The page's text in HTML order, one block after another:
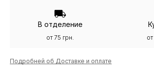
В отделение
от 75 грн.
Подробней об Доставке и оплате